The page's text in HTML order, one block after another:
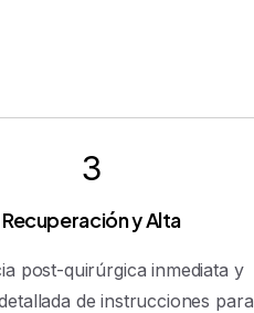
3
Recuperación y Alta
post-quirúrgica inmediata y
de instrucciones para